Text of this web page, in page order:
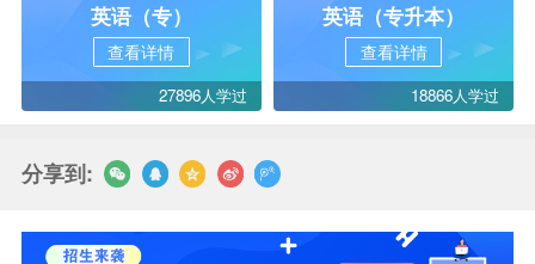
英语（专）
查看详情
27896人学过
英语（专升本）
查看详情
18866人学过
分享到: